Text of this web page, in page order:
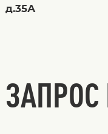
д.35А
ЗАПРОС